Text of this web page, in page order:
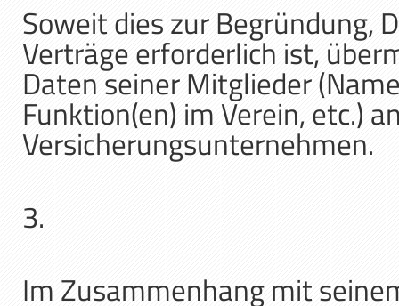
Soweit dies zur Begründung,
Verträge erforderlich ist,
Daten seiner Mitglieder
Funktion(en) im Verein, etc.)
Versicherungsunternehmen.
3.
Im Zusammenhang mit